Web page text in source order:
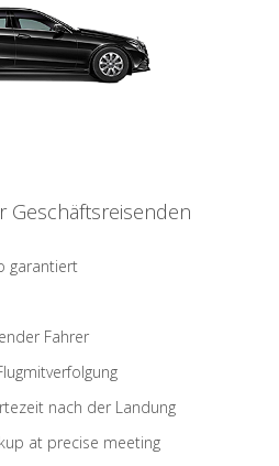
Geschäftsreisenden
garantiert
Fahrer
nach der Landung
at precise meeting